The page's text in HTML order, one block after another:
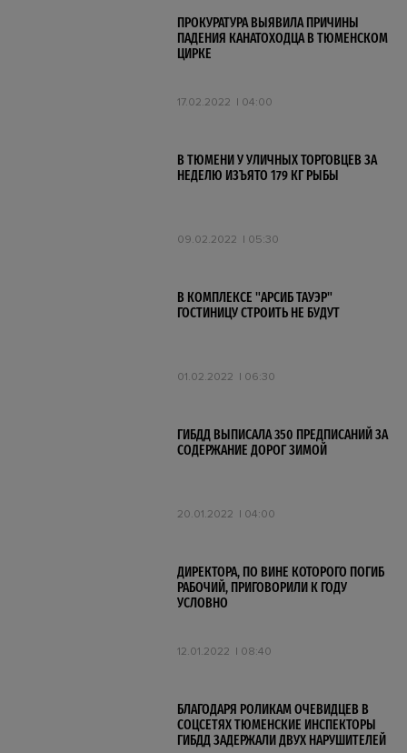
ПРОКУРАТУРА ВЫЯВИЛА ПРИЧИНЫ
ПАДЕНИЯ КАНАТОХОДЦА В ТЮМЕНСКОМ
ЦИРКЕ
17.02.2022 04:00
В ТЮМЕНИ У УЛИЧНЫХ ТОРГОВЦЕВ ЗА
НЕДЕЛЮ ИЗЪЯТО 179 КГ РЫБЫ
09.02.2022 05:30
В КОМПЛЕКСЕ "АРСИБ ТАУЭР"
ГОСТИНИЦУ СТРОИТЬ НЕ БУДУТ
01.02.2022 06:30
ГИБДД ВЫПИСАЛА 350 ПРЕДПИСАНИЙ ЗА
СОДЕРЖАНИЕ ДОРОГ ЗИМОЙ
20.01.2022 04:00
ДИРЕКТОРА, ПО ВИНЕ КОТОРОГО ПОГИБ
РАБОЧИЙ, ПРИГОВОРИЛИ К ГОДУ
УСЛОВНО
12.01.2022 08:40
БЛАГОДАРЯ РОЛИКАМ ОЧЕВИДЦЕВ В
СОЦСЕТЯХ ТЮМЕНСКИЕ ИНСПЕКТОРЫ
ГИБДД ЗАДЕРЖАЛИ ДВУХ НАРУШИТЕЛЕЙ